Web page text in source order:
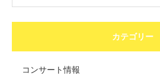
カテゴリー
コンサート情報